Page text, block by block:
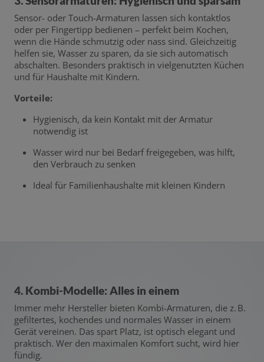
Sensor- oder Touch-Armaturen lassen sich kontaktlos
oder per Fingertipp bedienen – perfekt beim Kochen,
wenn die Hände schmutzig oder nass sind. Gleichzeitig
helfen sie, Wasser zu sparen, da sie sich automatisch
abschalten. Besonders praktisch in vielgenutzten Küchen
und für Haushalte mit Kindern.
Vorteile:
Hygienisch, da kein Kontakt mit der Armatur
notwendig ist
Wasser wird nur bei Bedarf freigegeben, was hilft,
den Verbrauch zu senken
Ideal für Familienhaushalte mit kleinen Kindern
4. Kombi-Modelle: Alles in einem
Immer mehr Hersteller bieten Kombi-Armaturen, die z. B.
gefiltertes, kochendes und normales Wasser in einem
Gerät vereinen. Das spart Platz, ist optisch elegant und
praktisch. Wer den maximalen Komfort sucht, wird hier
fündig.